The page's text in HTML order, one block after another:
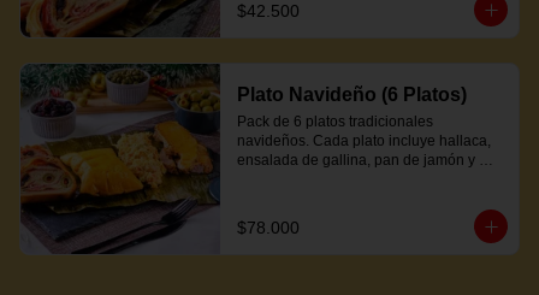
$42.500
Plato Navideño (6 Platos)
Pack de 6 platos tradicionales
navideños. Cada plato incluye hallaca,
ensalada de gallina, pan de jamón y
$78.000